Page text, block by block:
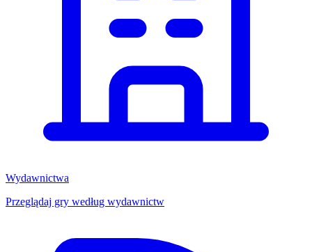
Wydawnictwa
Przeglądaj gry według wydawnictw